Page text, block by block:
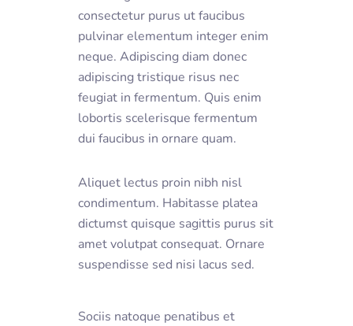
consectetur purus ut faucibus
pulvinar elementum integer enim
neque. Adipiscing diam donec
adipiscing tristique risus nec
feugiat in fermentum. Quis enim
lobortis scelerisque fermentum
dui faucibus in ornare quam.
Aliquet lectus proin nibh nisl
condimentum. Habitasse platea
dictumst quisque sagittis purus sit
amet volutpat consequat. Ornare
suspendisse sed nisi lacus sed.
Sociis natoque penatibus et